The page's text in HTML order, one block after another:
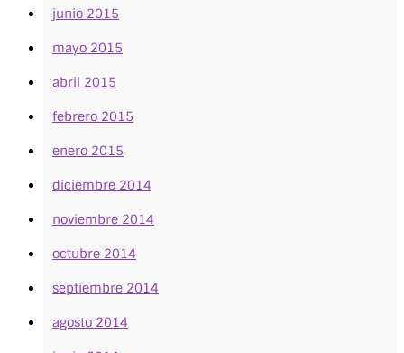
junio 2015
mayo 2015
abril 2015
febrero 2015
enero 2015
diciembre 2014
noviembre 2014
octubre 2014
septiembre 2014
agosto 2014